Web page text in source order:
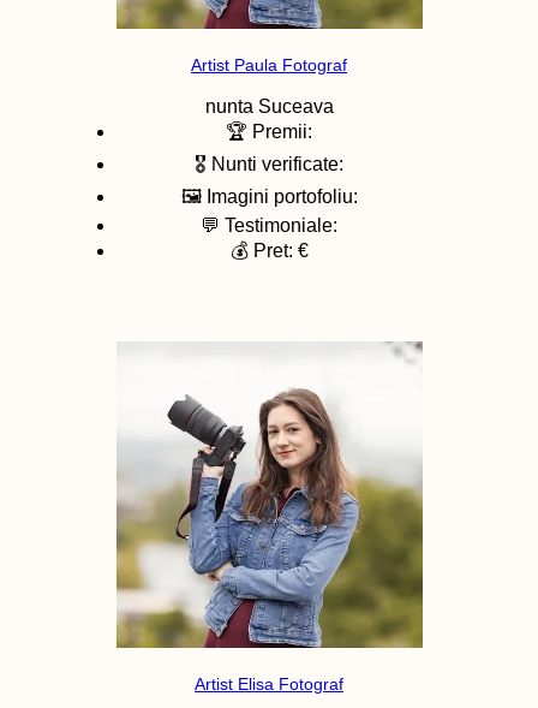
Artist Paula Fotograf
nunta Suceava
🏆 Premii:
🎖️ Nunti verificate:
🖼️ Imagini portofoliu:
💬 Testimoniale:
💰 Pret: €
Artist Elisa Fotograf